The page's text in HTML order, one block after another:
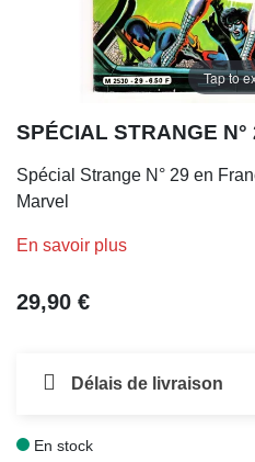
Tap to
SPÉCIAL STRANGE
Spécial Strange N° 29 en
Marvel
En savoir plus
29,90 €
Délais de livraison
En stock